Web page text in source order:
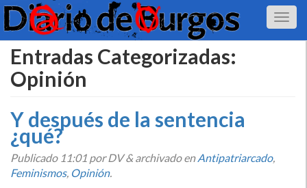
Entradas Categorizadas:
Opinión
Y después de la sentencia
¿qué?
Publicado 11:01 por DV&archivado enAntipatriarcado,
Feminismos, Opinión.